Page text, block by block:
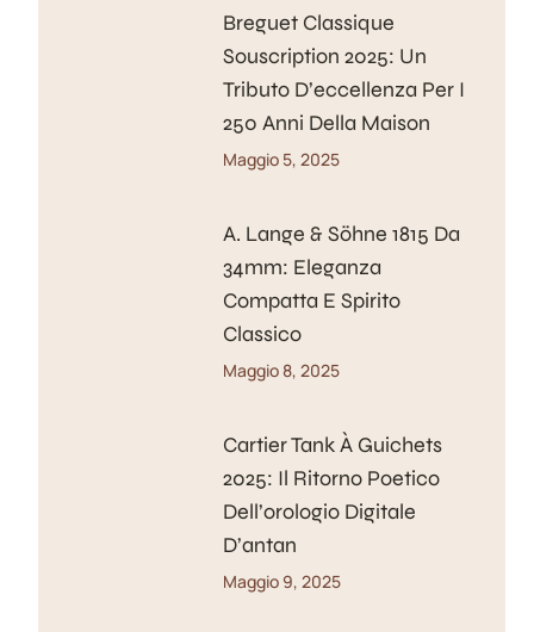
Breguet Classique
Souscription 2025: Un
Tributo D’eccellenza Per I
250 Anni Della Maison
Maggio 5, 2025
A. Lange & Söhne 1815 Da
34mm: Eleganza
Compatta E Spirito
Classico
Maggio 8, 2025
Cartier Tank À Guichets
2025: Il Ritorno Poetico
Dell’orologio Digitale
D’antan
Maggio 9, 2025